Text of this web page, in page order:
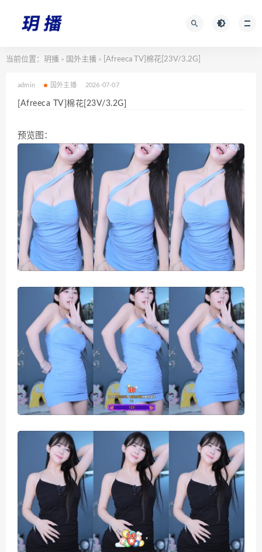
当前位置： 玥播 > 国外主播 > [Afreeca TV]棉花[23V/3.2G]
admin 国外主播 2026-07-07
[Afreeca TV]棉花[23V/3.2G]
预览图：